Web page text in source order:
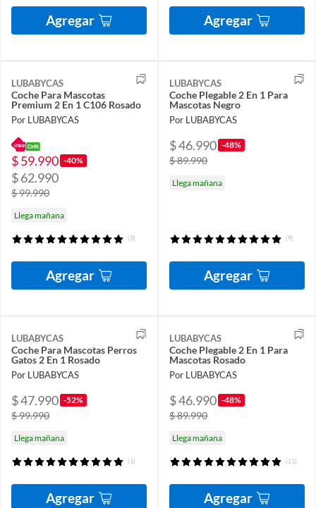
Agregar Agregar
LUBABYCAS
Coche Para Mascotas
Premium 2 En 1 C106 Rosado
Por LUBABYCAS
$ 59.990 -40%
$ 62.990
$ 99.990
Llega mañana
(3)
Agregar
LUBABYCAS
Coche Plegable 2 En 1 Para
Mascotas Negro
Por LUBABYCAS
$ 46.990 -48%
$ 89.990
Llega mañana
(9)
Agregar
LUBABYCAS
Coche Para Mascotas Perros
Gatos 2 En 1 Rosado
Por LUBABYCAS
$ 47.990 -52%
$ 99.990
Llega mañana
(1)
Agregar
LUBABYCAS
Coche Plegable 2 En 1 Para
Mascotas Rosado
Por LUBABYCAS
$ 46.990 -48%
$ 89.990
Llega mañana
(11)
Agregar